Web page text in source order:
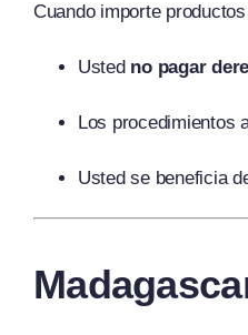
Cuando importe
Usted no pagar
Los procedimientos
Usted se beneficia